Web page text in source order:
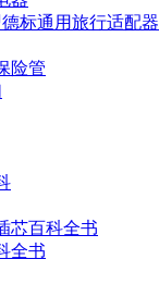
标通用旅行适配器
险管
芯百科全书
全书